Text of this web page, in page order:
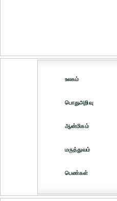
உலகம்
பொதுஅறிவு
ஆன்மிகம்
மருத்துவம்
பெண்கள்